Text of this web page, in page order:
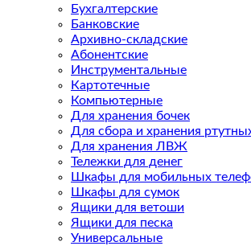
Бухгалтерские
Банковские
Архивно-складские
Абонентские
Инструментальные
Картотечные
Компьютерные
Для хранения бочек
Для сбора и хранения
Для хранения ЛВЖ
Тележки для денег
Шкафы для мобильных
Шкафы для сумок
Ящики для ветоши
Ящики для песка
Универсальные